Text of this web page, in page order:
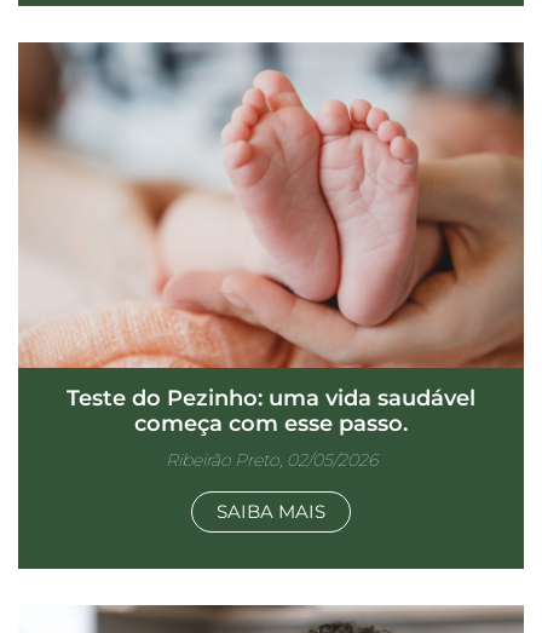
Teste do Pezinho: uma vida saudável
começa com esse passo.
Ribeirão Preto, 02/05/2026
SAIBA MAIS